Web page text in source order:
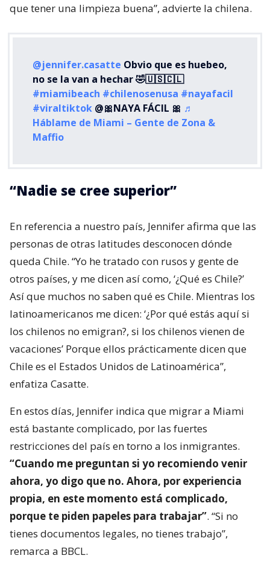
que tener una limpieza buena”, advierte la chilena.
@jennifer.casatte Obvio que es huebeo,
no se la van a hechar 🤣🇺🇸🇨🇱
#miamibeach #chilenosenusa #nayafacil
#viraltiktok @🎀NAYA FÁCIL 🎀 ♬
Háblame de Miami – Gente de Zona &
Maffio
“Nadie se cree superior”
En referencia a nuestro país, Jennifer afirma que las
personas de otras latitudes desconocen dónde
queda Chile. “Yo he tratado con rusos y gente de
otros países, y me dicen así como, ‘¿Qué es Chile?’
Así que muchos no saben qué es Chile. Mientras los
latinoamericanos me dicen: ‘¿Por qué estás aquí si
los chilenos no emigran?, si los chilenos vienen de
vacaciones’ Porque ellos prácticamente dicen que
Chile es el Estados Unidos de Latinoamérica”,
enfatiza Casatte.
En estos días, Jennifer indica que migrar a Miami
está bastante complicado, por las fuertes
restricciones del país en torno a los inmigrantes.
“Cuando me preguntan si yo recomiendo venir
ahora, yo digo que no. Ahora, por experiencia
propia, en este momento está complicado,
porque te piden papeles para trabajar”. “Si no
tienes documentos legales, no tienes trabajo”,
remarca a BBCL.